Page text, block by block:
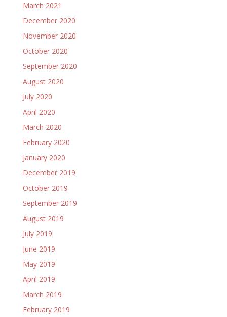
March 2021
December 2020
November 2020
October 2020
September 2020
August 2020
July 2020
April 2020
March 2020
February 2020
January 2020
December 2019
October 2019
September 2019
August 2019
July 2019
June 2019
May 2019
April 2019
March 2019
February 2019